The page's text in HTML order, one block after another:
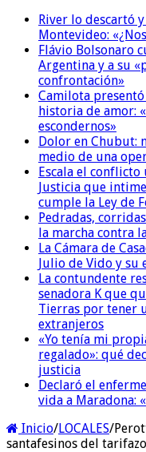
River lo descartó
Montevideo:
Flávio Bolsonaro
Argentina y a su
confrontación»
Camilota
historia de amor:
escondernos»
Dolor en Chubut:
medio de una
Escala el
Justicia que
cumple la Ley de
Pedradas,
la marcha contra
La Cámara de
Julio de Vido y
La contundente
senadora K que
Tierras por tener
extranjeros
«Yo tenía mi
regalado»: qué
justicia
Declaró el
vida a Maradona:
Inicio/LOCALES/
santafesinos del